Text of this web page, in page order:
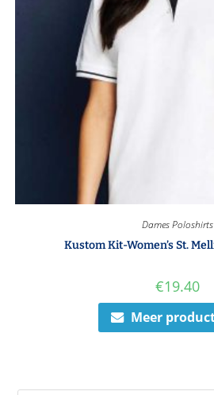
Dames Poloshirts
Kustom Kit-Women’s St.
€19.40
Meer